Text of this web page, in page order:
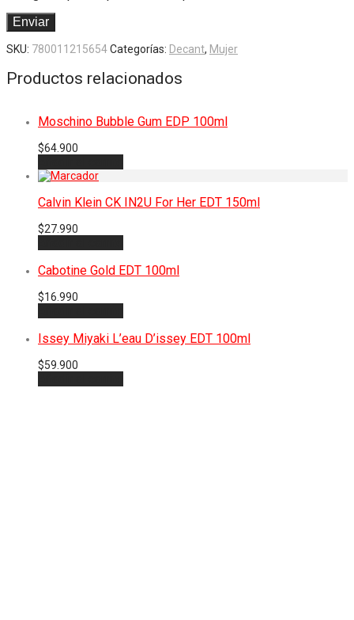
SKU: 780011215654Categorías: Decant, Mujer
Productos relacionados
Moschino Bubble Gum EDP 100ml
$64.900
Calvin Klein CK IN2U For Her EDT 150ml
$27.990
Cabotine Gold EDT 100ml
$16.990
Issey Miyaki L’eau D’issey EDT 100ml
$59.900